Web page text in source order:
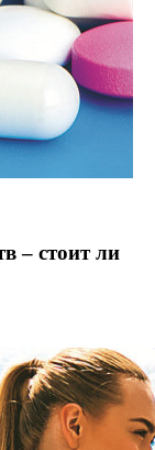
– стоит ли